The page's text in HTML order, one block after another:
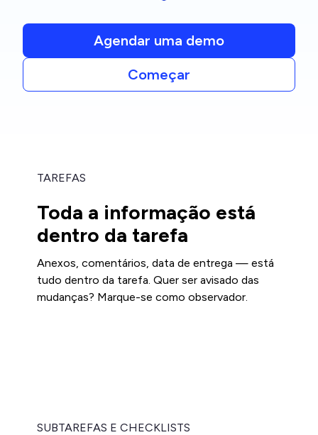
Agendar uma demo
Começar
TAREFAS
Toda a informação está
dentro da tarefa
Anexos, comentários, data de entrega — está
tudo dentro da tarefa. Quer ser avisado das
mudanças? Marque-se como observador.
SUBTAREFAS E CHECKLISTS